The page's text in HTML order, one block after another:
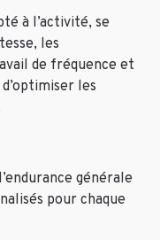
à l’activité, se
les
de fréquence et
les
générale
pour chaque